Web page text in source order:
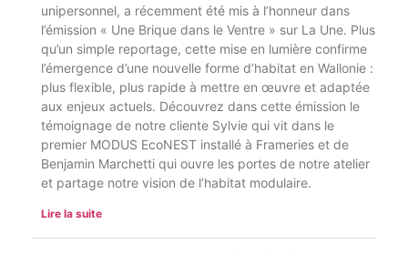
unipersonnel, a récemment été mis à l’honneur dans
l’émission « Une Brique dans le Ventre » sur La Une. Plus
qu’un simple reportage, cette mise en lumière confirme
l’émergence d’une nouvelle forme d’habitat en Wallonie :
plus flexible, plus rapide à mettre en œuvre et adaptée
aux enjeux actuels. Découvrez dans cette émission le
témoignage de notre cliente Sylvie qui vit dans le
premier MODUS EcoNEST installé à Frameries et de
Benjamin Marchetti qui ouvre les portes de notre atelier
et partage notre vision de l’habitat modulaire.
Lire la suite